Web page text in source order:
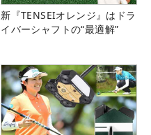
新『TENSEIオレンジ』はドラ
イバーシャフトの“最適解”